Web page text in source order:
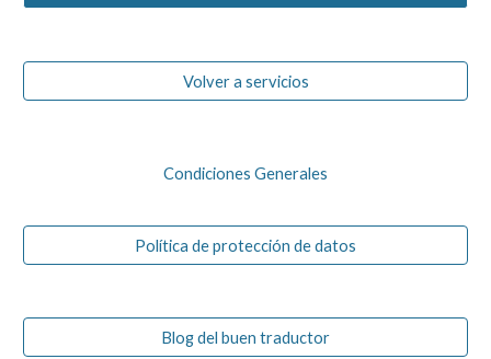
Volver a servicios
Condiciones Generales
Política de protección de datos
Blog del buen traductor